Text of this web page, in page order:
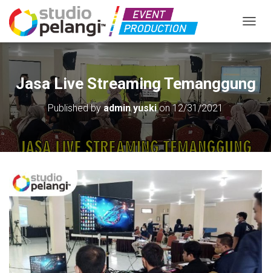
Jasa Live Streaming Temanggung
Published byadmin yuskion12/31/2021